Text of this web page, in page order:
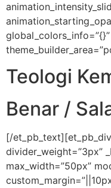
global_colors_info=”{}”
Teologi
Benar /
[/
divider_weight=”3px”
max_width=”50px”